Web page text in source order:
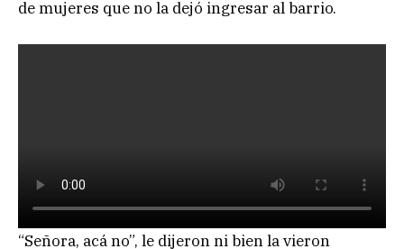
de mujeres que no la dejó ingresar al barrio.
“Señora, acá no”, le dijeron ni bien la vieron